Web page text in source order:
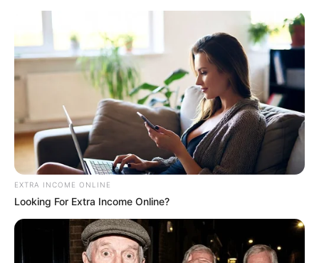
Espaço Educar
EXTRA INCOME ONLINE
Looking For Extra Income Online?